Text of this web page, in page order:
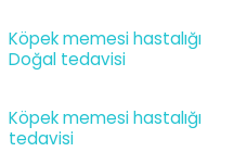
Köpek memesi hastalığı
Doğal tedavisi
Köpek memesi hastalığı
tedavisi